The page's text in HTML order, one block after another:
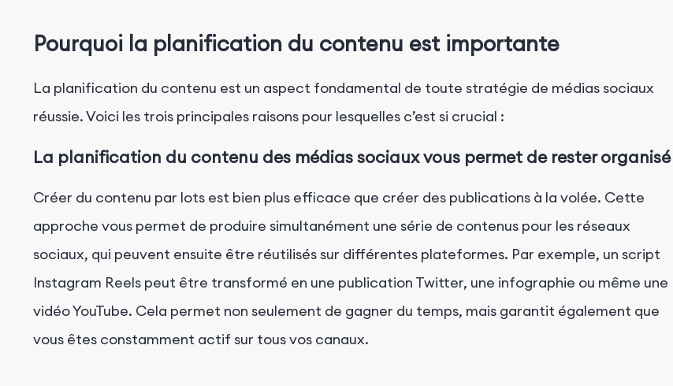
Pourquoi la planification du contenu est importante
La planification du contenu est un aspect fondamental de toute stratégie de médias sociaux
réussie. Voici les trois principales raisons pour lesquelles c’est si crucial :
La planification du contenu des médias sociaux vous permet de rester organisé
Créer du contenu par lots est bien plus efficace que créer des publications à la volée. Cette
approche vous permet de produire simultanément une série de contenus pour les réseaux
sociaux, qui peuvent ensuite être réutilisés sur différentes plateformes. Par exemple, un script
Instagram Reels peut être transformé en une publication Twitter, une infographie ou même une
vidéo YouTube. Cela permet non seulement de gagner du temps, mais garantit également que
vous êtes constamment actif sur tous vos canaux.